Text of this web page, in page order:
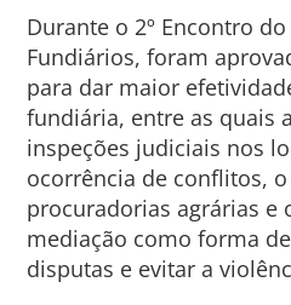
Durante o 2º Encontro
Fundiários, foram
para dar maior
fundiária, entre as quais
inspeções judiciais nos
ocorrência de conflitos,
procuradorias agrárias e
mediação como forma
disputas e evitar a